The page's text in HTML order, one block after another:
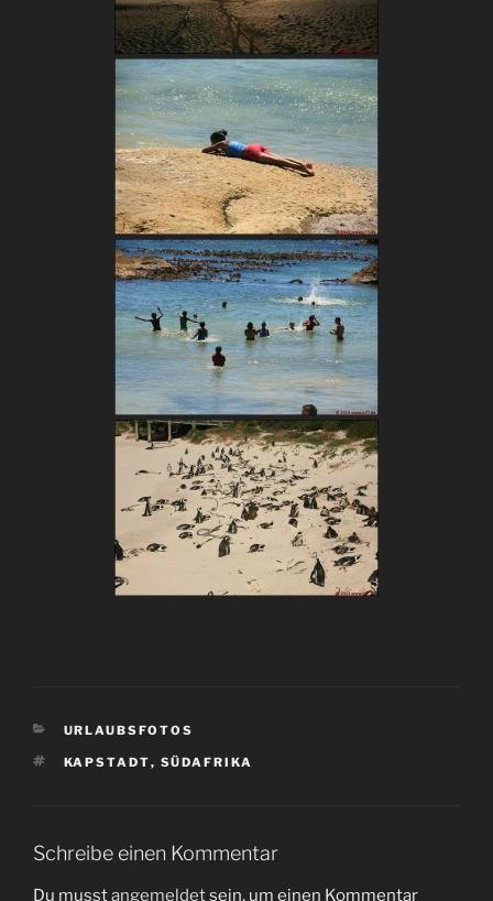
KATEGORIEN
URLAUBSFOTOS
SCHLAGWÖRTER
KAPSTADT, SÜDAFRIKA
Schreibe einen Kommentar
Du musstangemeldetsein, um einen Kommentar